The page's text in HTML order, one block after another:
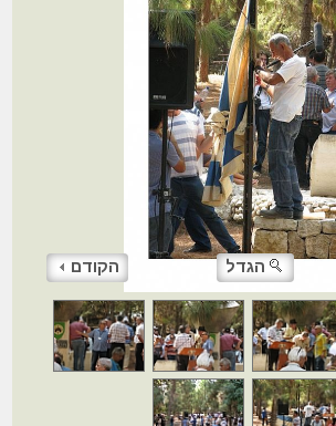
הקודם הגדל